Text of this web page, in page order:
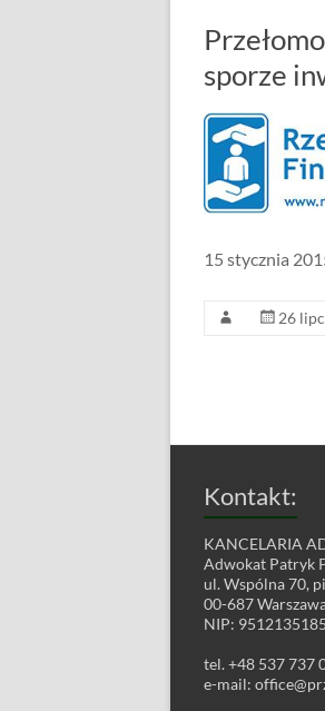
sporze
15 stycznia
26
Kontakt:
KANCELARIA
Adwokat Patryk
ul. Wspólna 70,
00-687
NIP: 9512135185
tel. +48 537 737
e-mail: